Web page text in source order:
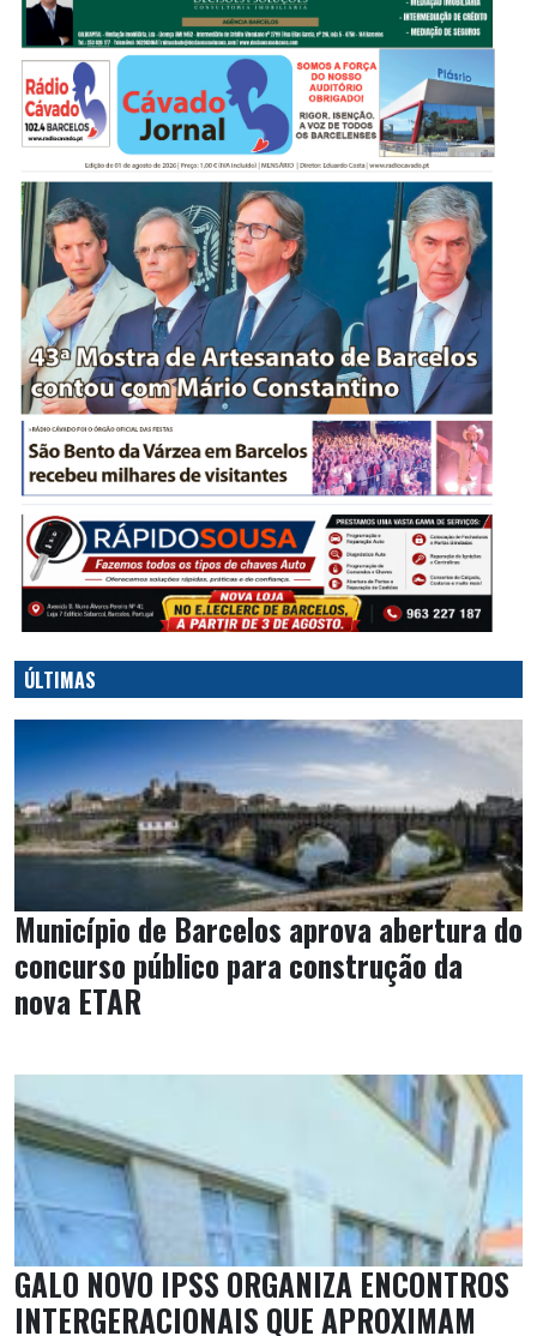
ÚLTIMAS
Município de Barcelos aprova abertura do
concurso público para construção da
nova ETAR
GALO NOVO IPSS ORGANIZA ENCONTROS
INTERGERACIONAIS QUE APROXIMAM